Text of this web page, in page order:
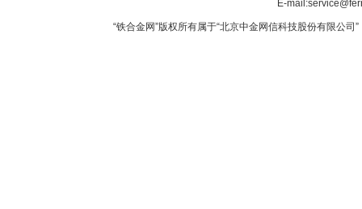
E-
“铁合金网”版权所有属于“北京中金网信科技股份有限公司